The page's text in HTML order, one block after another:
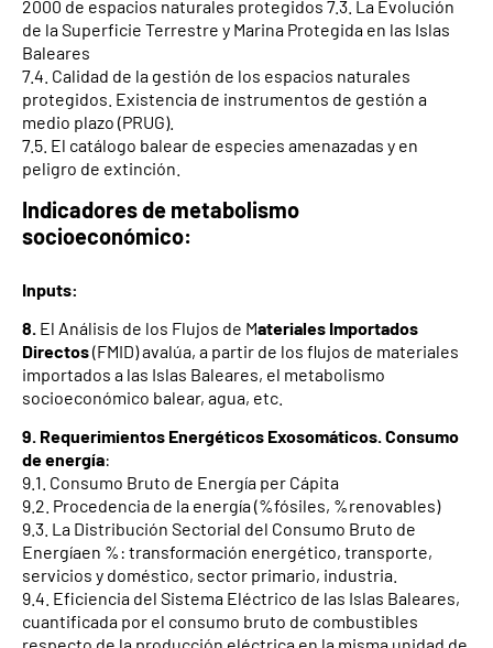
2000 de espacios naturales protegidos 7.3. La Evolución
de la Superficie Terrestre y Marina Protegida en las Islas
Baleares
7.4. Calidad de la gestión de los espacios naturales
protegidos. Existencia de instrumentos de gestión a
medio plazo (PRUG).
7.5. El catálogo balear de especies amenazadas y en
peligro de extinción.
Indicadores de metabolismo
socioeconómico:
Inputs:
8. El Análisis de los Flujos de Materiales Importados
Directos(FMID) avalúa, a partir de los flujos de materiales
importados a las Islas Baleares, el metabolismo
socioeconómico balear, agua, etc.
9. Requerimientos Energéticos Exosomáticos. Consumo
de energía:
9.1. Consumo Bruto de Energía per Cápita
9.2. Procedencia de la energía (%fósiles, %renovables)
9.3. La Distribución Sectorial del Consumo Bruto de
Energíaen %: transformación energético, transporte,
servicios y doméstico, sector primario, industria.
9.4. Eficiencia del Sistema Eléctrico de las Islas Baleares,
cuantificada por el consumo bruto de combustibles